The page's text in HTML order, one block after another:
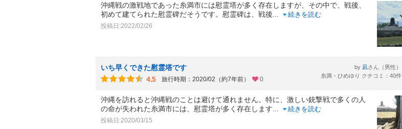
沖縄戦の激戦地であった糸満市には慰霊塔が多く存在しますが、その中で、戦後、
初めて建てられた慰霊碑だそうです。慰霊碑は、戦後
続きを読む
投稿日:2022/02/26
いち早くできた慰霊塔です
4.5
旅行時期：2020/02（約7年前） 0
by 凪さん（男性）
糸満・ひめゆり クチコミ：40件
沖縄を訪れると沖縄戦のことは避けて通れません。特に、激しい銃撃戦で多くの人
の命が失われた糸満市には、慰霊塔が多く存在します
続きを読む
投稿日:2020/03/15